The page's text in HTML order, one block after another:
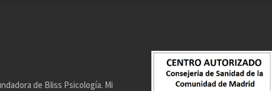
de Bliss Psicología. Mi